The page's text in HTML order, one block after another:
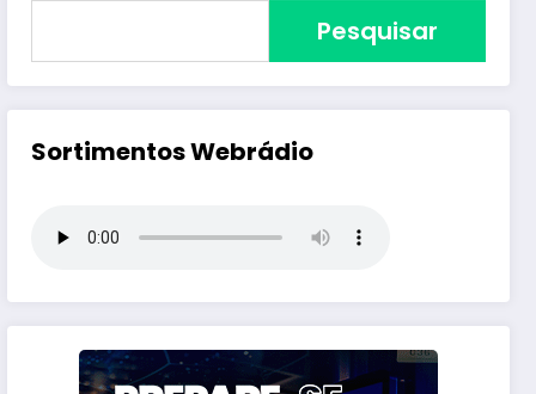
Pesquisar
Sortimentos Webrádio